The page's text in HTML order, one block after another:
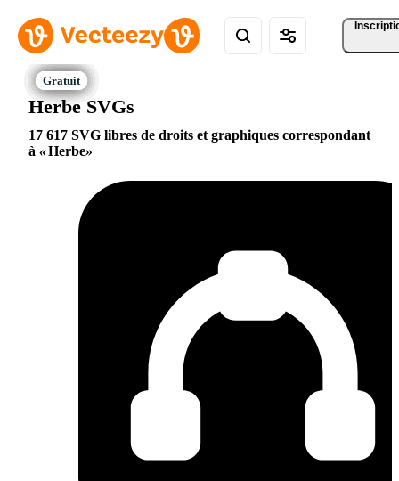
Herbe SVGs
17 617 SVG libres de droits et graphiques correspondant
à
Herbe